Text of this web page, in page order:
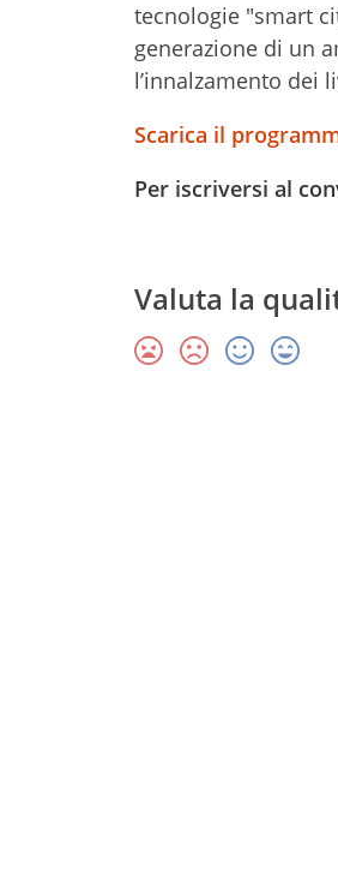
tecnologie "smart
generazione di un
l’innalzamento dei
Scarica il
Per iscriversi al
Valuta la